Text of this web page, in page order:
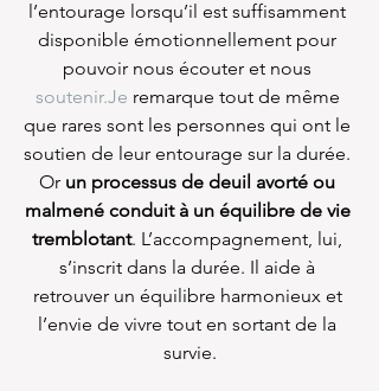
l’entourage lorsqu’il est suffisamment
disponible émotionnellement pour
pouvoir nous écouter et nous
soutenir.Je remarque tout de même
que rares sont les personnes qui ont le
soutien de leur entourage sur la durée.
Or un processus de deuil avorté ou
malmené conduit à un équilibre de vie
tremblotant. L’accompagnement, lui,
s’inscrit dans la durée. Il aide à
retrouver un équilibre harmonieux et
l’envie de vivre tout en sortant de la
survie.